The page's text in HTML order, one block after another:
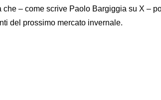
che – come scrive Paolo Bargiggia su X –
del prossimo mercato invernale.